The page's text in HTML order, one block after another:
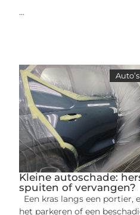
...
Kleine autoschade:
spuiten of vervangen?
Een kras langs een portier,
het parkeren of een